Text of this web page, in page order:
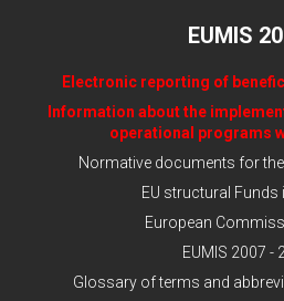
EUMIS
Electronic reporting of
Information about the
operational programs
Normative documents for
EU structural Funds
European
EUMIS 2007 -
Glossary of terms and